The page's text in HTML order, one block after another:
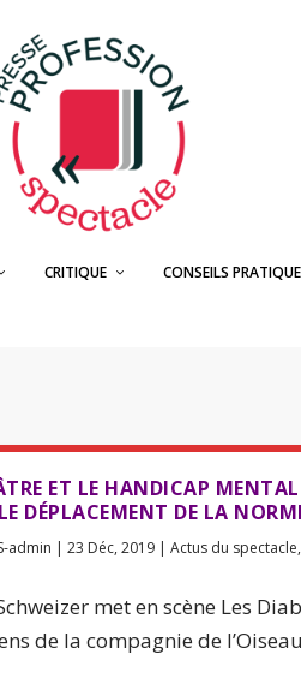
CRITIQUE CONSEILS
ET LE HANDICAP
DÉPLACEMENT DE LA
admin | 23 Déc, 2019| Actus du spectacle,
met en scène Les
de la compagnie de